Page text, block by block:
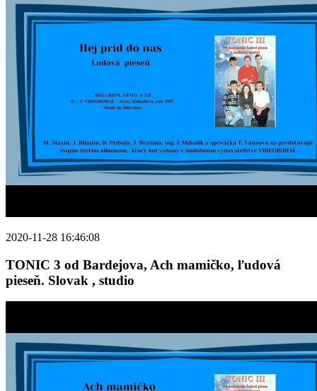
2020-11-28 16:46:08
TONIC 3 od Bardejova, Ach mamičko, ľudová
pieseň. Slovak , studio